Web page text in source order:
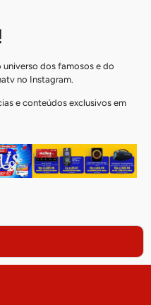
dos famosos e do
no Instagram.
e conteúdos exclusivos em